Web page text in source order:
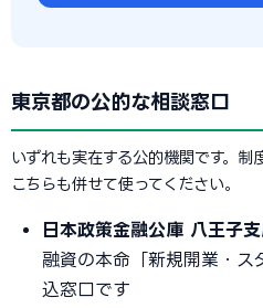
東京都の公的な相談窓口
いずれも実在する公的機関です。制
こちらも併せて使ってください。
日本政策金融公庫 八王子
融資の本命「新規開業・ス
込窓口です